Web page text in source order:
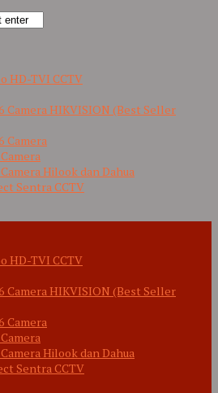
HD-TVI CCTV
Camera HIKVISION (Best Seller
Camera
Hilook dan Dahua
Sentra CCTV
HD-TVI CCTV
Camera HIKVISION (Best Seller
Camera
Hilook dan Dahua
Sentra CCTV